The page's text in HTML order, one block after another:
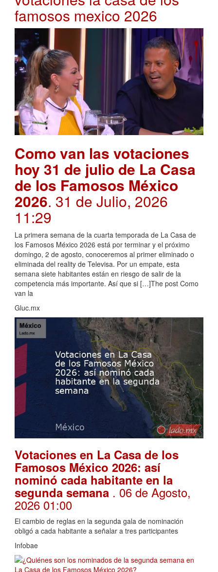
famosos mexico 2026
Como van las votaciones
hoy 31 de julio de La Casa
de los Famosos México
2026. 31 de Julio, 2026
11:29
La primera semana de la cuarta temporada de La Casa de
los Famosos México 2026 está por terminar y el próximo
domingo, 2 de agosto, conoceremos al primer eliminado o
eliminada del reality de Televisa. Por un empate, esta
semana siete habitantes están en riesgo de salir de la
competencia más importante. Así que si […]The post Como
van la
Gluc.mx
Votaciones en La Casa de los
Famosos México 2026: así
nominó cada habitante en la
segunda semana . 06 de Agosto,
2026 01:00
El cambio de reglas en la segunda gala de nominación
obligó a cada habitante a señalar a tres participantes
Infobae